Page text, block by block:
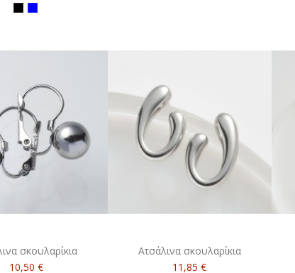
Μαύρο
Μπλε
σκουλαρίκια
10,50 €
Ατσάλινα σκουλαρίκια
11,85 €